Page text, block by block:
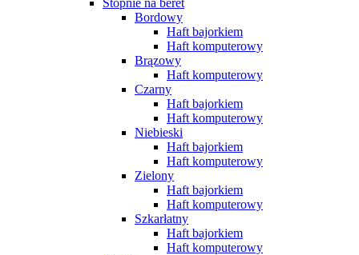
Bordowy
Haft bajorkiem
Haft komputerowy
Brązowy
Haft komputerowy
Czarny
Haft bajorkiem
Haft komputerowy
Niebieski
Haft bajorkiem
Haft komputerowy
Zielony
Haft bajorkiem
Haft komputerowy
Szkarłatny
Haft bajorkiem
Haft komputerowy